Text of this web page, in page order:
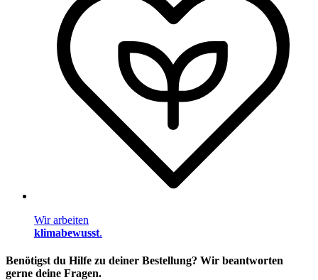
Wir arbeiten
klimabewusst.
Benötigst du Hilfe zu deiner Bestellung? Wir beantworten
gerne deine Fragen.